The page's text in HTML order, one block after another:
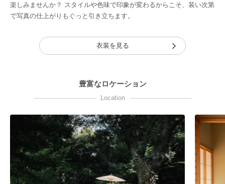
楽しみませんか？ スタイルや色味で印象が変わるからこそ、装い次第
で写真の仕上がりもぐっと引き立ちます。
衣装を見る
豊富なロケーション
Location